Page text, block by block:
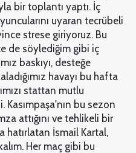
bir toplantı yaptı. İç
uyaran tecrübeli
strese giriyoruz. Bu
de söylediğim gibi iç
baskıyı, desteğe
havayı bu hafta
stattan mutlu
bu sezon
attığını ve tehlikeli bir
hatırlatan İsmail Kartal,
Her maç gibi bu